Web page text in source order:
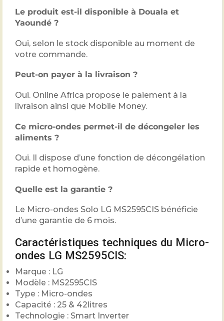
Le produit est-il disponible à Douala et
Yaoundé ?
Oui, selon le stock disponible au moment de
votre commande.
Peut-on payer à la livraison ?
Oui. Online Africa propose le paiement à la
livraison ainsi que Mobile Money.
Ce micro-ondes permet-il de décongeler les
aliments ?
Oui. Il dispose d’une fonction de décongélation
rapide et homogène.
Quelle est la garantie ?
Le Micro-ondes Solo LG MS2595CIS bénéficie
d’une garantie de 6 mois.
Caractéristiques techniques du Micro-
ondes LG MS2595CIS:
Marque : LG
Modèle : MS2595CIS
Type : Micro-ondes
Capacité : 25 & 42litres
Technologie : Smart Inverter